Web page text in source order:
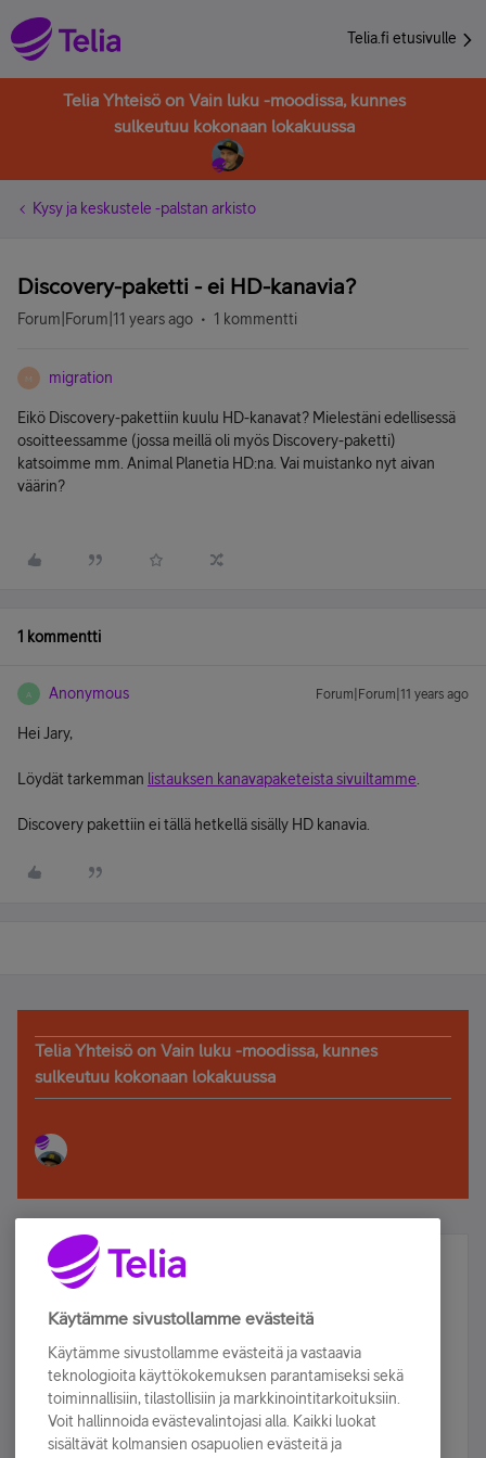
Telia.fi etusivulle
Telia Yhteisö on Vain luku -moodissa, kunnes
sulkeutuu kokonaan lokakuussa
Kysy ja keskustele -palstan arkisto
Discovery-paketti - ei HD-kanavia?
Forum|Forum|11 years ago 1 kommentti
M migration
Eikö Discovery-pakettiin kuulu HD-kanavat? Mielestäni edellisessä
osoitteessamme (jossa meillä oli myös Discovery-paketti)
katsoimme mm. Animal Planetia HD:na. Vai muistanko nyt aivan
väärin?
1 kommentti
A Anonymous Forum|Forum|11 years ago
Hei Jary,
Löydät tarkemman listauksen kanavapaketeista sivuiltamme
Discovery pakettiin ei tällä hetkellä sisälly HD kanavia.
Telia Yhteisö on Vain luku -moodissa, kunnes
sulkeutuu kokonaan lokakuussa
Älä jää paitsi – osallistu ja voita!
Tilaa Telian uutiskirje ja olet mukana arvonnassa.
sähköpostiisi.
Tilaa nyt
Käytämme sivustollamme evästeitä
Käytämme sivustollamme evästeitä ja vastaavia
teknologioita käyttökokemuksen parantamiseksi sekä
toiminnallisiin, tilastollisiin ja markkinointitarkoituksiin.
Voit hallinnoida evästevalintojasi alla. Kaikki luokat
sisältävät kolmansien osapuolien evästeitä ja